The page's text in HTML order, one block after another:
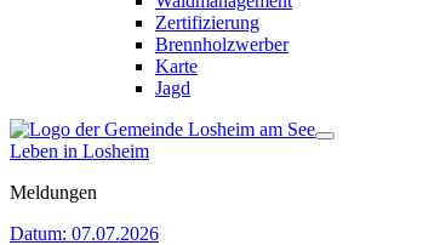
Zertifizierung
Brennholzwerber
Karte
Jagd
Leben in Losheim
Meldungen
Datum: 07.07.2026